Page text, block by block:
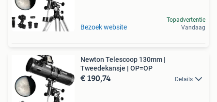
Bezoek website
Topadvertentie
Vandaag
Newton Telescoop 130mm |
Tweedekansje | OP=OP
€ 190,74 Details